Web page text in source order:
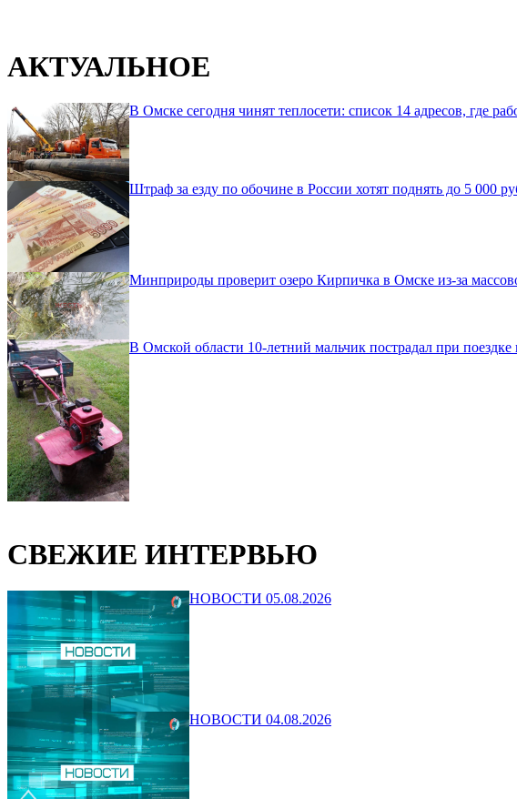
АКТУАЛЬНОЕ
В Омске сегодня чинят теплосети: список 14 адресов, где
Штраф за езду по обочине в России хотят поднять до 5 000
Минприроды проверит озеро Кирпичка в Омске из-за
В Омской области 10-летний мальчик пострадал при поездке
СВЕЖИЕ ИНТЕРВЬЮ
НОВОСТИ 05.08.2026
НОВОСТИ 04.08.2026